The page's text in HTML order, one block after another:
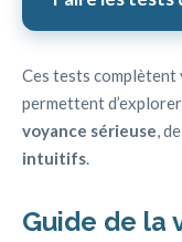
Ces tests complètent
permettent
voyance sérieuse, de
intuitifs.
Guide de la